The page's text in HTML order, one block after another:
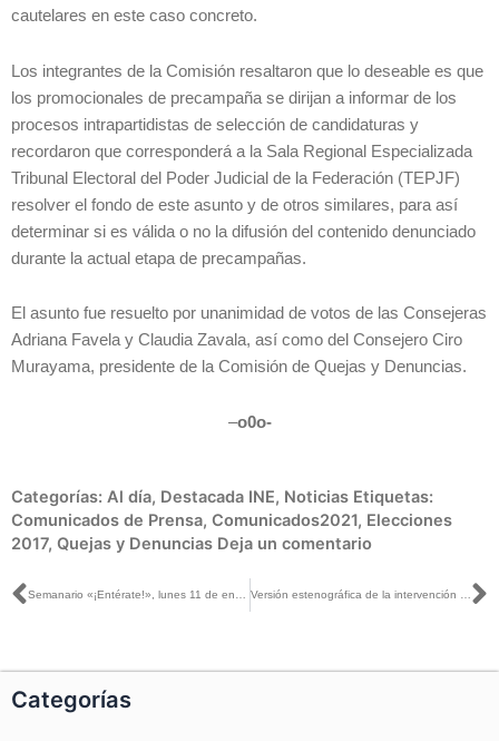
cautelares en este caso concreto.
Los integrantes de la Comisión resaltaron que lo deseable es que
los promocionales de precampaña se dirijan a informar de los
procesos intrapartidistas de selección de candidaturas y
recordaron que corresponderá a la Sala Regional Especializada
Tribunal Electoral del Poder Judicial de la Federación (TEPJF)
resolver el fondo de este asunto y de otros similares, para así
determinar si es válida o no la difusión del contenido denunciado
durante la actual etapa de precampañas.
El asunto fue resuelto por unanimidad de votos de las Consejeras
Adriana Favela y Claudia Zavala, así como del Consejero Ciro
Murayama, presidente de la Comisión de Quejas y Denuncias.
–o0o-
Categorías: Al día, Destacada INE, Noticias Etiquetas:
Comunicados de Prensa, Comunicados2021, Elecciones
2017, Quejas y Denuncias Deja un comentario
Ant Semanario «¡Entérate!», lunes 11 de enero de 2021 Versión estenográfica de la intervención del Consejero Presidente, Lorenzo Córdova, en el seminario sobre violencia y paz, con el tema «Las Redes del Odio en México», organizado por El Colegio de México
Categorías